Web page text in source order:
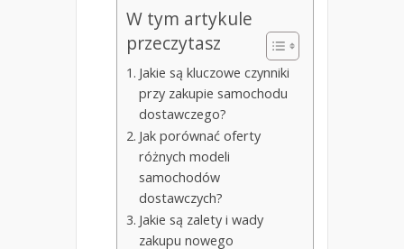
W tym artykule
przeczytasz
Jakie są kluczowe czynniki
przy zakupie samochodu
dostawczego?
Jak porównać oferty
różnych modeli
samochodów
dostawczych?
Jakie są zalety i wady
zakupu nowego